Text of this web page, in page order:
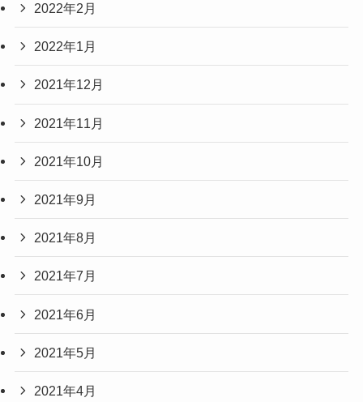
2022年2月
2022年1月
2021年12月
2021年11月
2021年10月
2021年9月
2021年8月
2021年7月
2021年6月
2021年5月
2021年4月